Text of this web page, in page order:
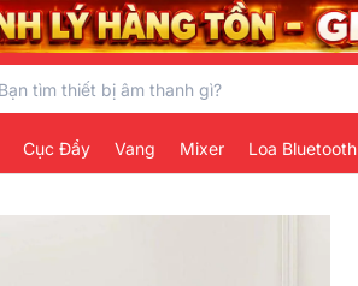
Cục Đẩy Vang Mixer Loa Bluetooth